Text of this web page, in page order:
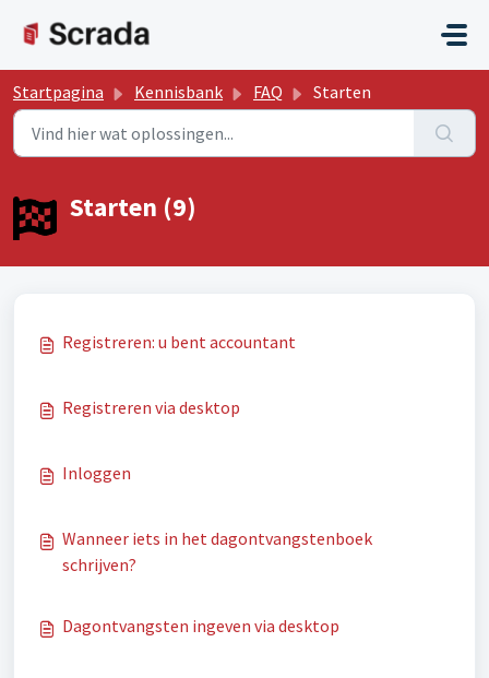
Startpagina Kennisbank FAQ Starten
Starten (9)
Registreren: u bent accountant
Registreren via desktop
Inloggen
Wanneer iets in het dagontvangstenboek
schrijven?
Dagontvangsten ingeven via desktop